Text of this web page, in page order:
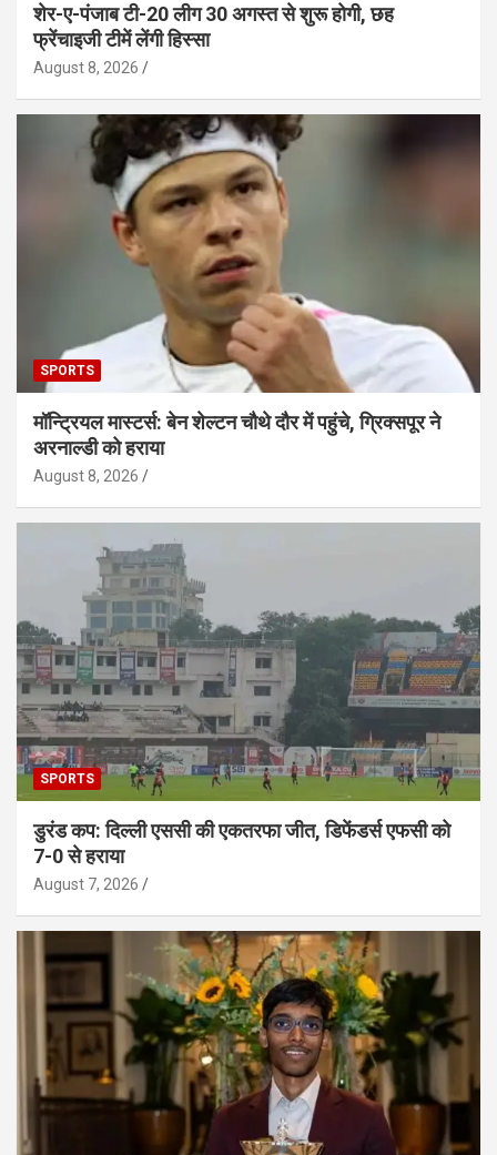
शेर-ए-पंजाब टी-20 लीग 30 अगस्त से शुरू होगी, छह
फ्रेंचाइजी टीमें लेंगी हिस्सा
August 8, 2026
SPORTS
मॉन्ट्रियल मास्टर्स: बेन शेल्टन चौथे दौर में पहुंचे, ग्रिक्सपूर ने
अरनाल्डी को हराया
August 8, 2026
SPORTS
डुरंड कप: दिल्ली एससी की एकतरफा जीत, डिफेंडर्स एफसी को
7-0 से हराया
August 7, 2026